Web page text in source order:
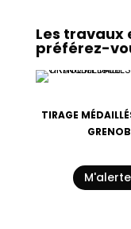
Les travaux
préférez-
TIRAGE